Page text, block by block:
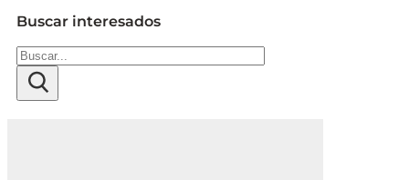
Buscar interesados
Buscar